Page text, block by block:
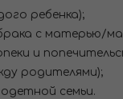
ребенка);
с матерью/
и
родителями);
семьи.